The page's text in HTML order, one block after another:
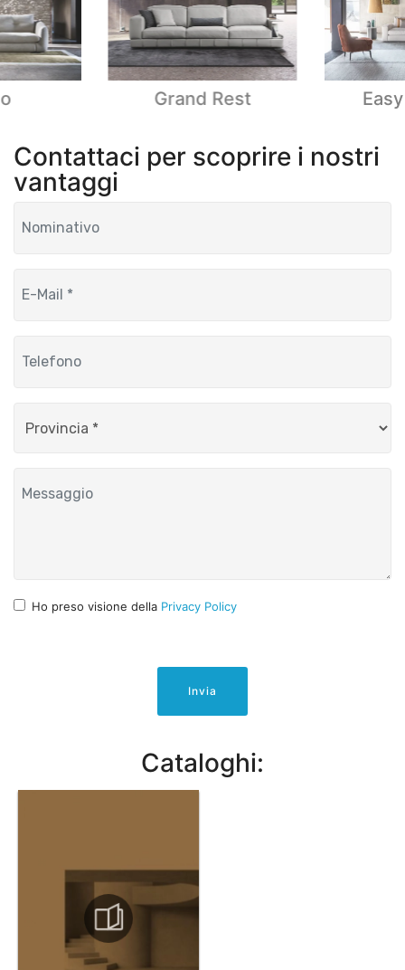
Grand Rest
Contattaci per scoprire i nostri
vantaggi
Ho preso visione della Privacy Policy
Invia
Cataloghi: